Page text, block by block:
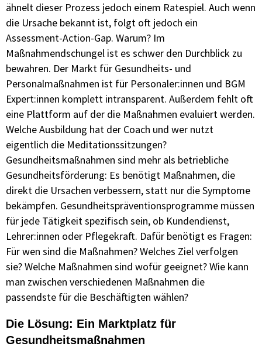
ähnelt dieser Prozess jedoch einem Ratespiel. Auch wenn
die Ursache bekannt ist, folgt oft jedoch ein
Assessment-Action-Gap. Warum? Im
Maßnahmendschungel ist es schwer den Durchblick zu
bewahren. Der Markt für Gesundheits- und
Personalmaßnahmen ist für Personaler:innen und BGM
Expert:innen komplett intransparent. Außerdem fehlt oft
eine Plattform auf der die Maßnahmen evaluiert werden.
Welche Ausbildung hat der Coach und wer nutzt
eigentlich die Meditationssitzungen?
Gesundheitsmaßnahmen sind mehr als betriebliche
Gesundheitsförderung: Es benötigt Maßnahmen, die
direkt die Ursachen verbessern, statt nur die Symptome
bekämpfen. Gesundheitspräventionsprogramme müssen
für jede Tätigkeit spezifisch sein, ob Kundendienst,
Lehrer:innen oder Pflegekraft. Dafür benötigt es Fragen:
Für wen sind die Maßnahmen? Welches Ziel verfolgen
sie? Welche Maßnahmen sind wofür geeignet? Wie kann
man zwischen verschiedenen Maßnahmen die
passendste für die Beschäftigten wählen?
Die Lösung: Ein Marktplatz für
Gesundheitsmaßnahmen